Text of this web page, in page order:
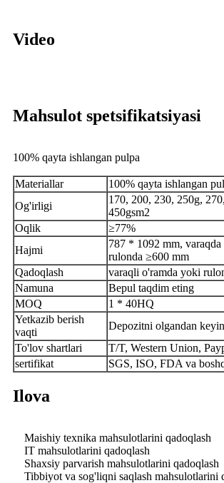
Video
Mahsulot spetsifikatsiyasi
100% qayta ishlangan pulpa
Materiallar
100% qayta ishlangan
Og'irligi
170, 200, 230, 250g,
450gsm2
Oqlik
≥77%
Hajmi
787 * 1092 mm,
rulonda ≥600 mm
Qadoqlash
varaqli o'ramda yoki
Namuna
Bepul taqdim eting
MOQ
1 * 40HQ
Yetkazib berish
vaqti
Depozitni olgandan
To'lov shartlari
T/T, Western Union,
sertifikat
SGS, ISO, FDA va
Ilova
Maishiy texnika mahsulotlarini qadoqlash
IT mahsulotlarini qadoqlash
Shaxsiy parvarish mahsulotlarini qadoqlash
Tibbiyot va sog'liqni saqlash mahsulotlarini